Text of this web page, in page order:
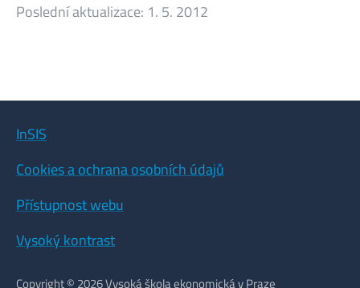
Poslední aktualizace: 1. 5. 2012
InSIS
Cookies a ochrana osobních údajů
Přístupnost webu
Vysoký kontrast
Copyright © 2026 Vysoká škola ekonomická v Praze